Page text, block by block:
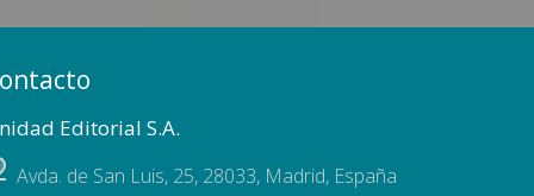
Editorial S.A.
Avda. de San Luis, 25, 28033, Madrid, España